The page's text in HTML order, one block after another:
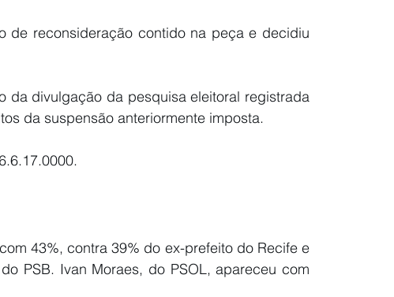
de reconsideração contido na peça e decidiu
da divulgação da pesquisa eleitoral registrada
da suspensão anteriormente imposta.
43%, contra 39% do ex-prefeito do Recife e
PSB. Ivan Moraes, do PSOL, apareceu com